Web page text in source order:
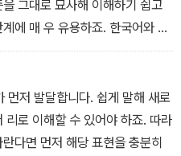
미국 아이들이 가정에서 부모와
그대로 묘사해 이해하기 쉽고
에 매 우 유용하죠. 한국어와 달
이 쓰이므로 놀이를 통해 재미
먼저 발달합니다. 쉽게 말해 새로
로 이해할 수 있어야 하죠. 따라
다면 먼저 해당 표현을 충분히